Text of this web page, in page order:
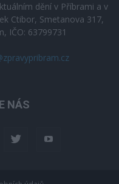
dění v Příbrami a v
Ctibor, Smetanova 317,
IČO: 63799731
NÁS